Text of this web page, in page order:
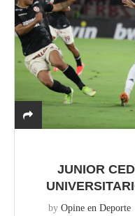
JUNIOR
by Opine en Deporte